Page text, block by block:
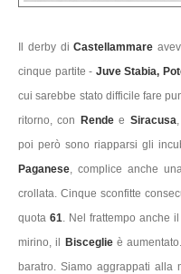
Il derby diCastellammare
cinque partite - Juve Stabia,
cui sarebbe stato difficile fare
ritorno, con Rendee Siracusa
poi però sono riapparsi gli
Paganese , complice anche
crollata. Cinque sconfitte
quota 61 . Nel frattempo anche
mirino, il Bisceglieè
baratro. Siamo aggrappati alla